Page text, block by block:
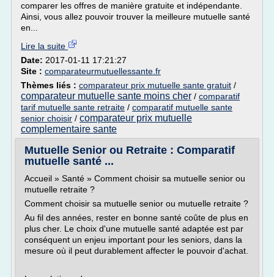
comparer les offres de manière gratuite et indépendante.
Ainsi, vous allez pouvoir trouver la meilleure mutuelle santé
en...
Lire la suite
Date: 2017-01-11 17:21:27
Site : comparateurmutuellessante.fr
Thèmes liés : comparateur prix mutuelle sante gratuit /
comparateur mutuelle sante moins cher / comparatif
tarif mutuelle sante retraite / comparatif mutuelle sante
senior choisir / comparateur prix mutuelle
complementaire sante
Mutuelle Senior ou Retraite : Comparatif
mutuelle santé ...
Accueil » Santé » Comment choisir sa mutuelle senior ou
mutuelle retraite ?
Comment choisir sa mutuelle senior ou mutuelle retraite ?
Au fil des années, rester en bonne santé coûte de plus en
plus cher. Le choix d'une mutuelle santé adaptée est par
conséquent un enjeu important pour les seniors, dans la
mesure où il peut durablement affecter le pouvoir d'achat.